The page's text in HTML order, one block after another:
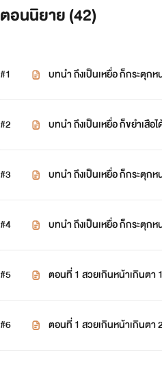
ตอนนิยาย (42)
#1 บทนำ ถึงเป็นเหยื่อ ก็กระตุกห
#2 บทนำ ถึงเป็นเหยื่อ ก็ขยำเสือไ
#3 บทนำ ถึงเป็นเหยื่อ ก็กระตุก
#4 บทนำ ถึงเป็นเหยื่อ ก็กระตุกห
#5 ตอนที่ 1 สวยเกินหน้าเกินตา 1
#6 ตอนที่ 1 สวยเกินหน้าเกินตา 2